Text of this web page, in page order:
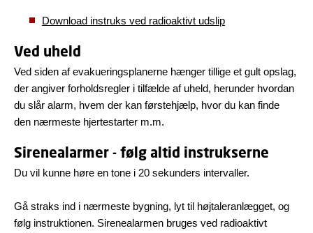
Download instruks ved radioaktivt udslip
Ved uheld
Ved siden af evakueringsplanerne hænger tillige et gult opslag,
der angiver forholdsregler i tilfælde af uheld, herunder hvordan
du slår alarm, hvem der kan førstehjælp, hvor du kan finde
den nærmeste hjertestarter m.m.
Sirenealarmer - følg altid instrukserne
Du vil kunne høre en tone i 20 sekunders intervaller.
Gå straks ind i nærmeste bygning, lyt til højtaleranlægget, og
følg instruktionen. Sirenealarmen bruges ved radioaktivt